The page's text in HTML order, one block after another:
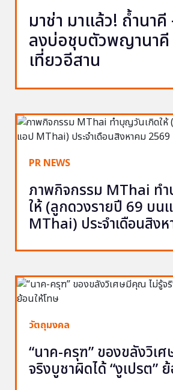
มาช่า มาแล้ว! ถ้ำนาคี
ลงบ่อชุบตัวพญานาคี
เที่ยวอีสาน
PR NEWS
ภาพกิจกรรม MThai ท
ให้ (ลูกดวงรายปี 69 บน
MThai) ประจำเดือนสิง
วัตถุมงคล
“นาค-ครุฑ” ของขลังวิเ
จริงบูชาผิดได้ “งูเปรต”